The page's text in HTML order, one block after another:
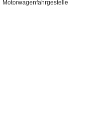
Motorwagenfahrgestelle